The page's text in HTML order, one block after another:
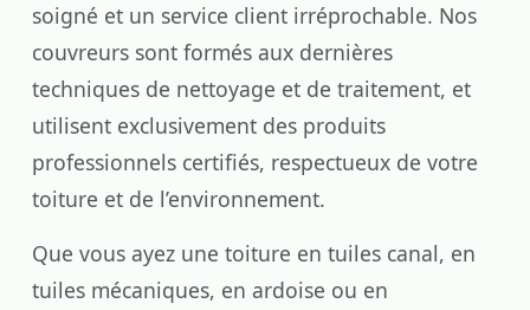
soigné et un service client irréprochable. Nos
couvreurs sont formés aux dernières
techniques de nettoyage et de traitement, et
utilisent exclusivement des produits
professionnels certifiés, respectueux de votre
toiture et de l’environnement.
Que vous ayez une toiture en tuiles canal, en
tuiles mécaniques, en ardoise ou en